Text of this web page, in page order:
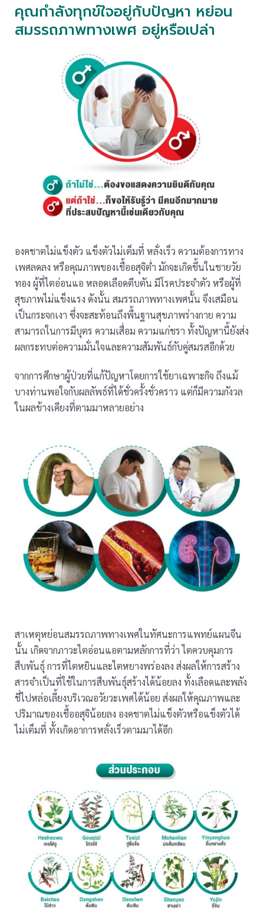
คุณกำลังทุกข์ใจอยู่กับปัญหา หย่อน
สมรรถภาพทางเพศ อยู่หรือเปล่า
องคชาตไม่แข็งตัว แข็งตัวไม่เต็มที่ หลั่งเร็ว ความต้องการทาง
เพศลดลง หรือคุณภาพของเชื้ออสุจิต่ำ มักจะเกิดขึ้นในชายวัย
ทอง ผู้ที่ไตอ่อนแอ หลอดเลือดตีบตัน มีโรคประจำตัว หรือผู้ที่
สุขภาพไม่แข็งแรง ดังนั้น สมรรถภาพทางเพศนั้น จึงเสมือน
เป็นกระจกเงา ซึ่งจะสะท้อนถึงพื้นฐานสุขภาพร่างกาย ความ
สามารถในการมีบุตร ความเสื่อม ความแก่ชรา ทั้งปัญหานี้ยังส่ง
ผลกระทบต่อความมั่นใจและความสัมพันธ์กับคู่สมรสอีกด้วย
จากการศึกษาผู้ป่วยที่แก้ปัญหาโดยการใช้ยาเฉพาะกิจ ถึงแม้
บางท่านพอใจกับผลลัพธ์ที่ได้ชั่วครั้งชั่วคราว แต่ก็มีความกังวล
ในผลข้างเคียงที่ตามมาหลายอย่าง
สาเหตุหย่อนสมรรถภาพทางเพศในทัศนะการแพทย์แผนจีน
นั้น เกิดจากภาวะไตอ่อนแอตามหลักการที่ว่า ไตควบคุมการ
สืบพันธุ์ การที่ไตหยินและไตหยางพร่องลง ส่งผลให้การสร้าง
สารจำเป็นที่ใช้ในการสืบพันธุ์สร้างได้น้อยลง ทั้งเลือดและพลัง
ชี่ไปหล่อเลี้ยงบริเวณอวัยวะเพศได้น้อย ส่งผลให้คุณภาพและ
ปริมาณของเชื้ออสุจิน้อยลง องคชาตไม่แข็งตัวหรือแข็งตัวได้
ไม่เต็มที่ ทั้งเกิดอาการหลั่งเร็วตามมาได้อีก